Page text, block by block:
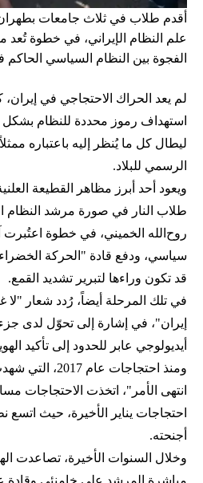
أقدم طلاب في ثلاث جامعات
علم النظام الإيراني، في خطوة
الفجوة بين النظام السياسي
لم يعد الحراك الاحتجاجي في
استهداف رموز محددة للنظام بشكل
ليطال كل ما يُنظر إليه باعتباره
الرسمي للبلاد.
طلاب النار في صورة مرشد النظام
روح‌الله الخميني، في خطوة اعتُبرت
سياسي، ودفع قادة "الحركة
قد تكون وراءها لتبرير تشديد القمع.
في تلك المرحلة أيضاً، رُدد شعار "لا
إيران"، في إشارة إلى تحوّل لدى
أيديولوجي عابر للحدود إلى تأكيد
ومنذ احتجاجات
انتهى الأمر"، اتخذت الاحتجاجات
احتجاجات يناير الأخيرة، حيث
أجنحته.
وخلال السنوات الأخيرة، تصاعدت
مباشرة المرشد علي خامنئي وقادة